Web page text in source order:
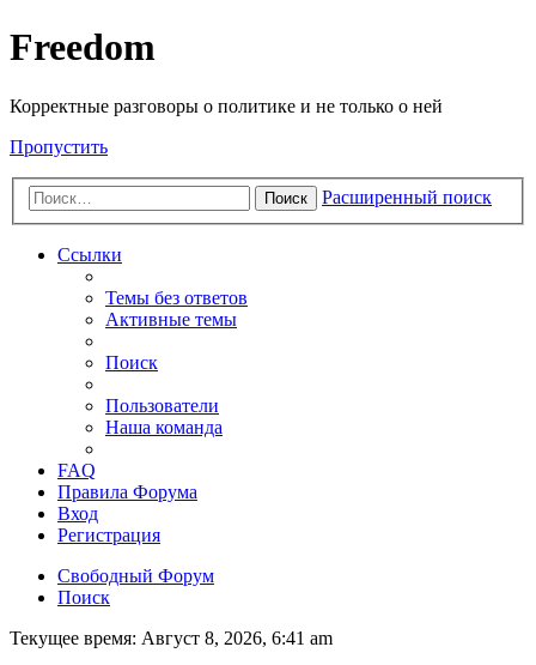
Freedom
Корректные разговоры о политике и не только о ней
Пропустить
Поиск Расширенный поиск
Ссылки
Темы без ответов
Активные темы
Поиск
Пользователи
Наша команда
FAQ
Правила Форума
Вход
Регистрация
Свободный Форум
Поиск
Текущее время: Август 8, 2026, 6:41 am